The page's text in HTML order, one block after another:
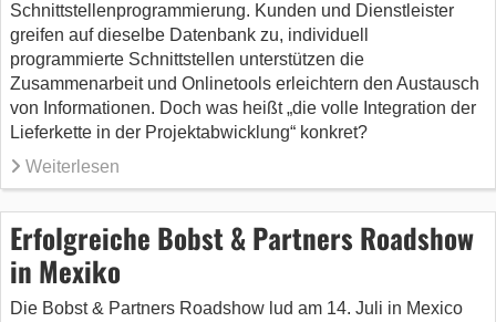
Schnittstellenprogrammierung. Kunden und Dienstleister
greifen auf dieselbe Datenbank zu, individuell
programmierte Schnittstellen unterstützen die
Zusammenarbeit und Onlinetools erleichtern den Austausch
von Informationen. Doch was heißt „die volle Integration der
Lieferkette in der Projektabwicklung“ konkret?
Weiterlesen
Erfolgreiche Bobst & Partners Roadshow
in Mexiko
Die Bobst & Partners Roadshow lud am 14. Juli in Mexico